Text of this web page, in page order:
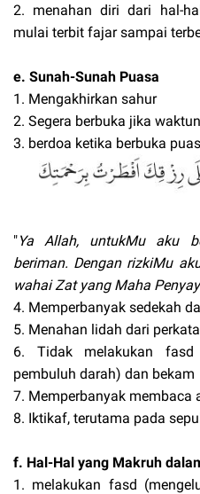
2. menahan diri dari hal-
mulai terbit fajar sampai
e. Sunah-Sunah Puasa
1. Mengakhirkan sahur
2. Segera berbuka jika
3. berdoa ketika berbuka
"Ya Allah, untukMu aku
beriman. Dengan rizkiMu
wahai Zat yang Maha
4. Memperbanyak sedekah
5. Menahan lidah dari
6. Tidak melakukan fasd
pembuluh darah) dan bekam
7. Memperbanyak membaca
8. Iktikaf, terutama pada
f. Hal-Hal yang Makruh
1. melakukan fasd